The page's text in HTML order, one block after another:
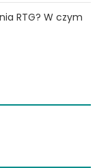
RTG? W czym